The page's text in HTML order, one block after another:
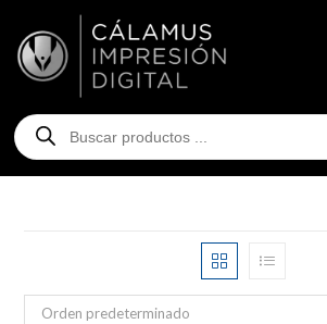
Orden predeterminado